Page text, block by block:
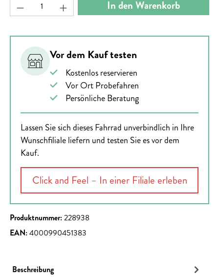
In den Warenkorb
Vor dem Kauf testen
Kostenlos reservieren
Vor Ort Probefahren
Persönliche Beratung
Lassen Sie sich dieses Fahrrad unverbindlich in Ihre
Wunschfiliale liefern und testen Sie es vor dem
Kauf.
Click and Feel – In einer Filiale erleben
Produktnummer:228938
EAN:4000990451383
Beschreibung